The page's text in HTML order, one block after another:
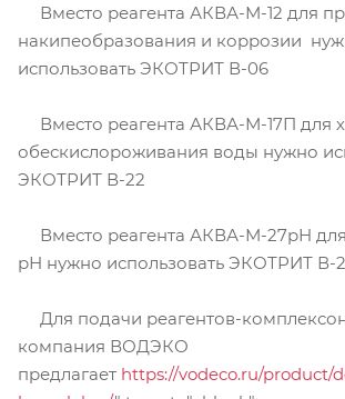
Вместо реагента АКВА-М-12 для
накипеобразования и коррозии
использовать ЭКОТРИТ В-06
Вместо реагента АКВА-М-17П для
обескислороживания воды нужно
ЭКОТРИТ В-22
Вместо реагента АКВА-М-27рН
рН нужно использовать ЭКОТРИТ В-
Для подачи реагентов-
компания ВОДЭКО
предлагает https://vodeco.ru/product/